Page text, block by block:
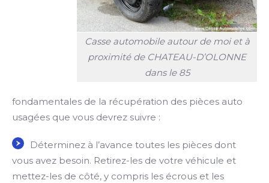
Casse automobile autour de moi et à
proximité de CHATEAU-D’OLONNE
dans le 85
fondamentales de la récupération des pièces auto
usagées que vous devrez suivre :
Déterminez à l’avance toutes les pièces dont
vous avez besoin. Retirez-les de votre véhicule et
mettez-les de côté, y compris les écrous et les